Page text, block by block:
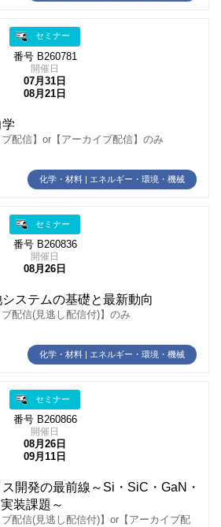
セミナー
番号 B260781
開催日
07月31日
08月21日
配信】or【アーカイブ配信】のみ
化学・材料 | エネルギー・環境・機械
セミナー
番号 B260836
開催日
08月26日
ステムの基礎と最新動向
配信(見逃し配信付)】のみ
化学・材料 | エネルギー・環境・機械
セミナー
番号 B260866
開催日
08月26日
09月11日
開発の最前線～Si・SiC・GaN・
装課題～
配信(見逃し配信付)】or【アーカイブ配